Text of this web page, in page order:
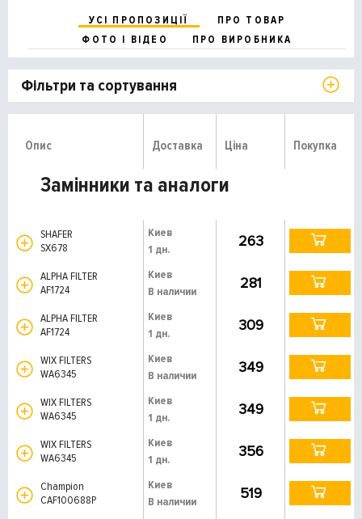
УСІ ПРОПОЗИЦІЇ
ПРО ТОВАР
ФОТО І ВІДЕО
ПРО ВИРОБНИКА
Фільтри та сортування
Опис Доставка Ціна Покупка
Замінники та аналоги
SHAFER
SX678
Киев
1 дн.
263
ALPHA FILTER
AF1724
Киев
В наличии
281
ALPHA FILTER
AF1724
Киев
1 дн.
309
WIX FILTERS
WA6345
Киев
В наличии
349
WIX FILTERS
WA6345
Киев
1 дн.
349
WIX FILTERS
WA6345
Киев
1 дн.
356
Champion
CAF100688P
Киев
В наличии
519